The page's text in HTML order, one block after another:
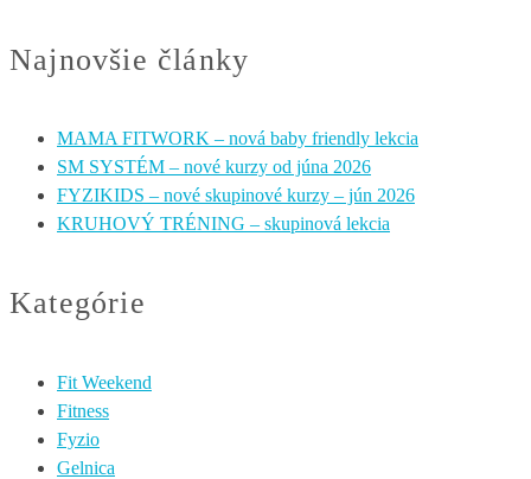
Najnovšie články
MAMA FITWORK – nová baby friendly lekcia
SM SYSTÉM – nové kurzy od júna 2026
FYZIKIDS – nové skupinové kurzy – jún 2026
KRUHOVÝ TRÉNING – skupinová lekcia
Kategórie
Fit Weekend
Fitness
Fyzio
Gelnica